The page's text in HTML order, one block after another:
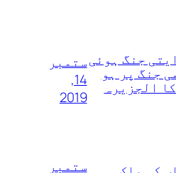
جنگ ہوئی
جنگ پر ہو
الجزیرہ
ستمبر
14,
2019
ستمبر